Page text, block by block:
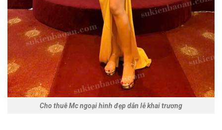
Cho thuê Mc ngoại hình đẹp dẫn lễ khai trương